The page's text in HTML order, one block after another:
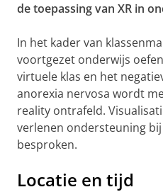
de toepassing van XR in
In het kader van
voortgezet onderwijs
virtuele klas en het
anorexia nervosa wordt
reality ontrafeld.
verlenen ondersteuning
besproken.
Locatie en tijd